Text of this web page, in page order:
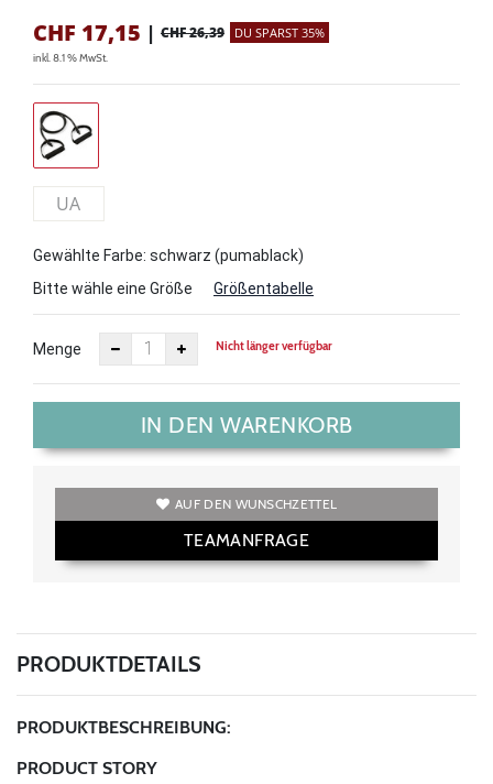
CHF 17,15 | CHF 26,39 DU SPARST 35%
inkl. 8.1 % MwSt.
UA
Gewählte Farbe: schwarz (pumablack)
Bitte wähle eine Größe
Größentabelle
Menge Nicht länger verfügbar
IN DEN WARENKORB
AUF DEN WUNSCHZETTEL
TEAMANFRAGE
PRODUKTDETAILS
PRODUKTBESCHREIBUNG:
PRODUCT STORY